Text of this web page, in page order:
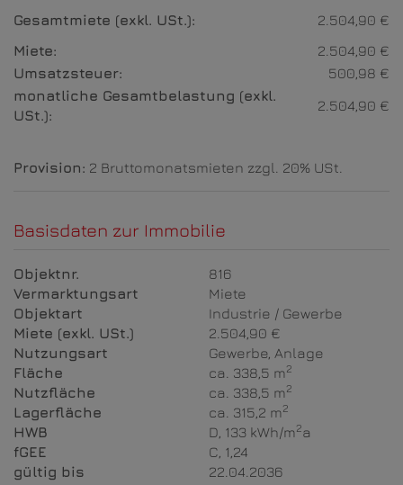
Gesamtmiete (exkl. USt.):
2.504,90 €
Miete:
2.504,90 €
Umsatzsteuer:
500,98 €
monatliche Gesamtbelastung (exkl.
USt.):
2.504,90 €
Provision: 2 Bruttomonatsmieten zzgl. 20% USt.
Basisdaten zur Immobilie
Objektnr.
816
Vermarktungsart
Miete
Objektart
Industrie / Gewerbe
Miete (exkl. USt.)
2.504,90 €
Nutzungsart
Gewerbe Anlage
Fläche
ca. 338,5 m2
Nutzfläche ca. 338,5 m2
Lagerfläche ca. 315,2 m2
HWB D, 133 kWh/m2a
fGEE
C, 1,24
gültig bis
22.04.2036